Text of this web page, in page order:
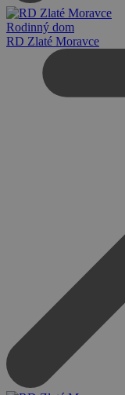
Rodinný dom
RD Zlaté Moravce